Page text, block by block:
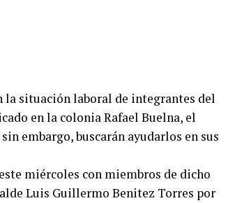
la situación laboral de integrantes del
en la colonia Rafael Buelna, el
embargo, buscarán ayudarlos en sus
miércoles con miembros de dicho
Luis Guillermo Benitez Torres por